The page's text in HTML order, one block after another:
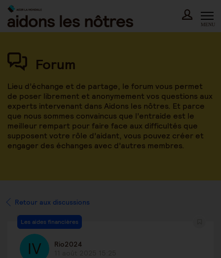
Skip
content
MENU
Forum
Lieu d’échange et de partage, le forum vous permet
de poser librement et anonymement vos questions aux
experts intervenant dans Aidons les nôtres. Et parce
que nous sommes convaincus que l’entraide est le
meilleur rempart pour faire face aux difficultés que
supposent votre rôle d’aidant, vous pouvez créer et
engager des échanges avec d’autres membres.
Retour aux discussions
Les aides financières
Rio2024